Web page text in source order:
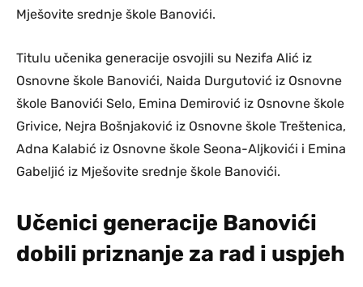
Mješovite srednje škole Banovići.
Titulu učenika generacije osvojili su Nezifa Alić iz
Osnovne škole Banovići, Naida Durgutović iz Osnovne
škole Banovići Selo, Emina Demirović iz Osnovne škole
Grivice, Nejra Bošnjaković iz Osnovne škole Treštenica,
Adna Kalabić iz Osnovne škole Seona-Aljkovići i Emina
Gabeljić iz Mješovite srednje škole Banovići.
Učenici generacije Banovići
dobili priznanje za rad i uspjeh